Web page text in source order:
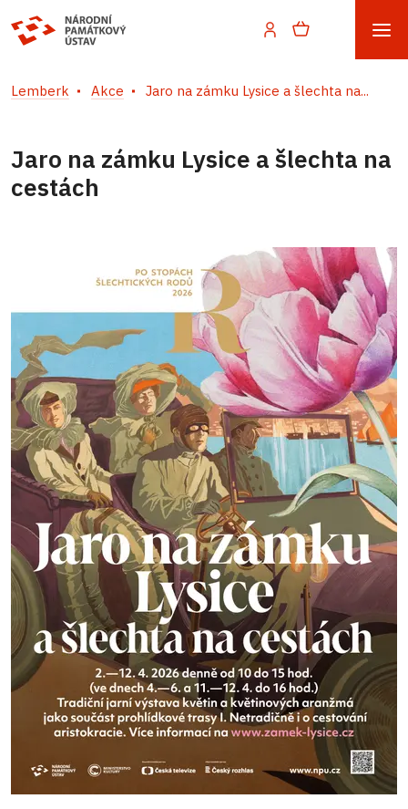
Lemberk Akce Jaro na zámku Lysice a šlechta na...
Jaro na zámku Lysice a šlechta na
cestách